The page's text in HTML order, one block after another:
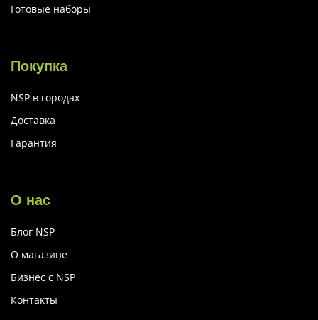
Готовые наборы
Покупка
NSP в городах
Доставка
Гарантия
О нас
Блог NSP
О магазине
Бизнес с NSP
Контакты